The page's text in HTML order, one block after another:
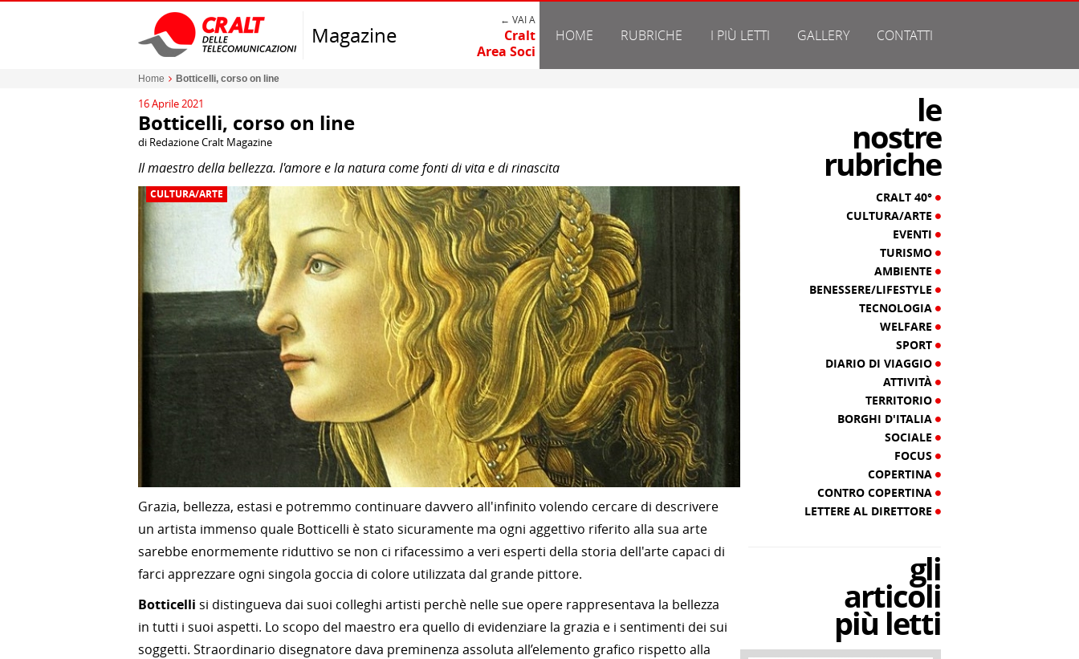
Magazine
← VAI A
Cralt
Area Soci
HOME RUBRICHE I PIÙ LETTI GALLERY CONTATTI
Home Botticelli, corso on line
16 Aprile 2021
Botticelli, corso on line
di Redazione Cralt Magazine
Il maestro della bellezza. l'amore e la natura come fonti di vita e di rinascita
CULTURA/ARTE
Grazia, bellezza, estasi e potremmo continuare davvero all'infinito volendo cercare di descrivere
un artista immenso quale Botticelli è stato sicuramente ma ogni aggettivo riferito alla sua arte
sarebbe enormemente riduttivo se non ci rifacessimo a veri esperti della storia dell'arte capaci di
farci apprezzare ogni singola goccia di colore utilizzata dal grande pittore.
Botticelli si distingueva dai suoi colleghi artisti perchè nelle sue opere rappresentava la bellezza
in tutti i suoi aspetti. Lo scopo del maestro era quello di evidenziare la grazia e i sentimenti dei sui
soggetti. Straordinario disegnatore dava preminenza assoluta all’elemento grafico rispetto alla
le
nostre
rubriche
CRALT 40°
CULTURA/ARTE
EVENTI
TURISMO
AMBIENTE
BENESSERE/LIFESTYLE
TECNOLOGIA
WELFARE
SPORT
DIARIO DI VIAGGIO
ATTIVITÀ
TERRITORIO
BORGHI D'ITALIA
SOCIALE
FOCUS
COPERTINA
CONTRO COPERTINA
LETTERE AL DIRETTORE
gli
articoli
più letti